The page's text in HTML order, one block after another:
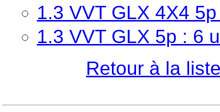
1.3 VVT GLX 4X4
1.3 VVT GLX 5p : 6
Retour à la